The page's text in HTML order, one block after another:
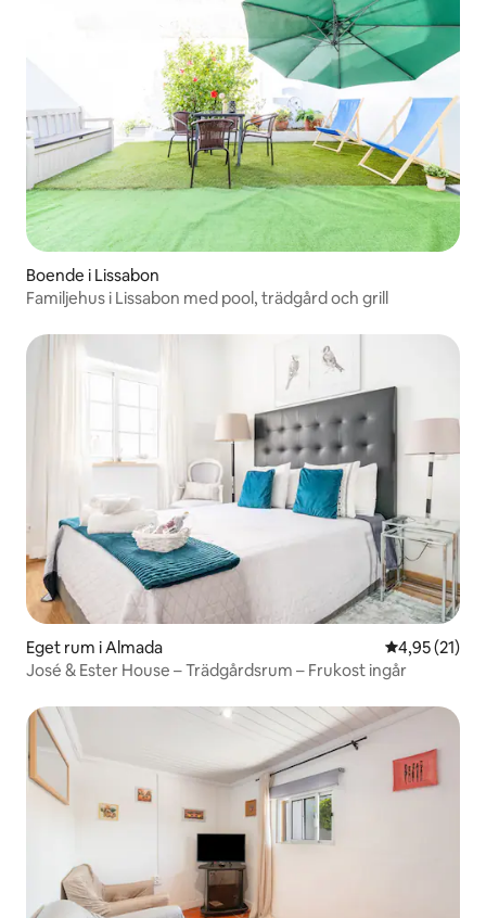
Boende i Lissabon
Familjehus i Lissabon med pool, trädgård och grill
Eget rum i Almada 4,95 av 5 i
4,95 (21)
José & Ester House – Trädgårdsrum – Frukost ingår